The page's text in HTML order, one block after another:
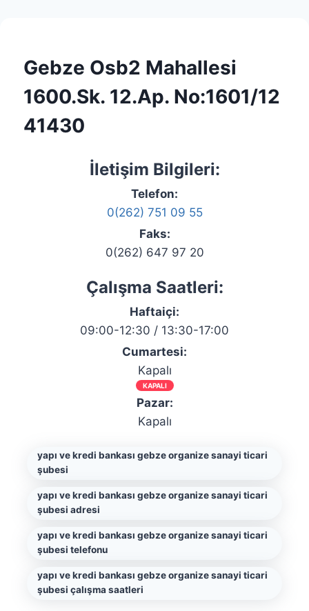
Gebze Osb2 Mahallesi
1600.Sk. 12.Ap. No:1601/12
41430
İletişim Bilgileri:
Telefon:
0(262) 751 09 55
Faks:
0(262) 647 97 20
Çalışma Saatleri:
Haftaiçi:
09:00-12:30 / 13:30-17:00
Cumartesi:
Kapalı
KAPALI
Pazar:
Kapalı
yapı ve kredi bankası gebze organize sanayi ticari
şubesi
yapı ve kredi bankası gebze organize sanayi ticari
şubesi adresi
yapı ve kredi bankası gebze organize sanayi ticari
şubesi telefonu
yapı ve kredi bankası gebze organize sanayi ticari
şubesi çalışma saatleri